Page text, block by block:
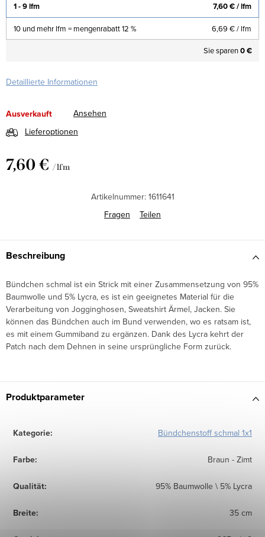
1 - 9 lfm 7,60 €/ lfm
10 und mehr lfm = mengenrabatt 12 % 6,69 €/ lfm
Sie sparen0 €
Detaillierte Informationen
Ausverkauft
Ansehen
Lieferoptionen
7,60 € / lfm
Artikelnummer: 1611641
Fragen
Teilen
Beschreibung
Bündchen schmal ist ein Strick mit einer Zusammensetzung von 95%
Baumwolle und 5% Lycra, es ist ein geeignetes Material für die
Verarbeitung von Jogginghosen, Sweatshirt Ärmel, Jacken. Sie
können das Bündchen auch im Bund verwenden, wo es ratsam ist,
es mit einem Gummiband zu ergänzen. Dank des Lycra kehrt der
Patch nach dem Dehnen in seine ursprüngliche Form zurück.
Produktparameter
Kategorie: Bündchenstoff schmal 1x1
Farbe: Braun - Zimt
Qualität: 95% Baumwolle \ 5% Lycra
Breite: 35 cm